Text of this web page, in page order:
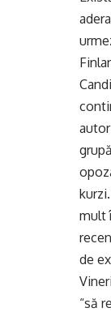
mult
de
“să